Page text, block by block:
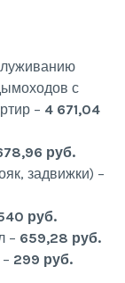
с
– 4 671,04
руб.
задвижки) –
руб.
– 659,28 руб.
299 руб.